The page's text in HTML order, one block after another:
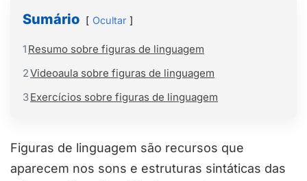
Sumário Ocultar
1 Resumo sobre figuras de linguagem
2Videoaula sobre figuras de linguagem
3Exercícios sobre figuras de linguagem
Figuras de linguagem são recursos que
aparecem nos sons e estruturas sintáticas das